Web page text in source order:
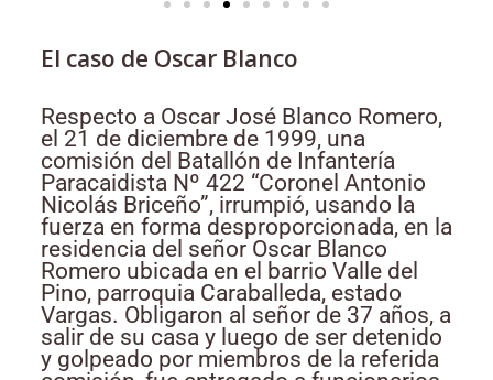
El caso de Oscar Blanco
Respecto a Oscar José Blanco Romero,
el 21 de diciembre de 1999, una
comisión del Batallón de Infantería
Paracaidista Nº 422 “Coronel Antonio
Nicolás Briceño”, irrumpió, usando la
fuerza en forma desproporcionada, en la
residencia del señor Oscar Blanco
Romero ubicada en el barrio Valle del
Pino, parroquia Caraballeda, estado
Vargas. Obligaron al señor de 37 años, a
salir de su casa y luego de ser detenido
y golpeado por miembros de la referida